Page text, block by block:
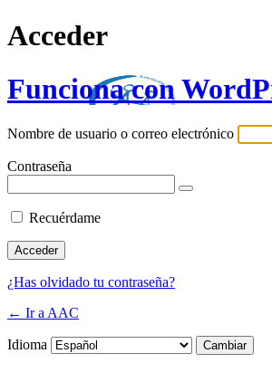
Acceder
Funciona con
Nombre de usuario o correo electrónico
Contraseña
Recuérdame
¿Has olvidado tu contraseña?
← Ir a AAC
Idioma